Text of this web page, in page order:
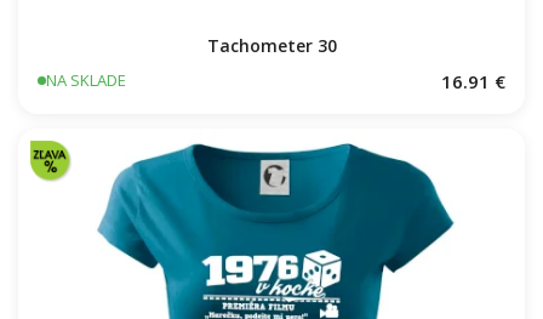
Tachometer 30
NA SKLADE 16.91 €